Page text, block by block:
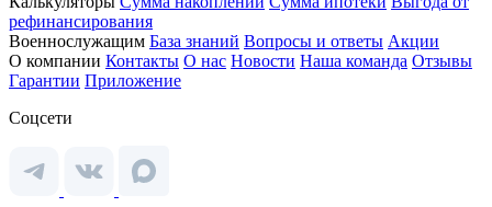
рефинансирования
Военнослужащим База знаний Вопросы и ответы Акции
О компании Контакты О нас Новости Наша команда Отзывы
Гарантии Приложение
Соцсети